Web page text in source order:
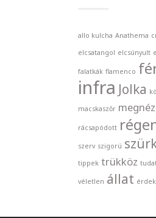
allo kulcha Anathema
elcsatangol elcsúnyult
falatkák flamenco
infra Jolka
macskaszőr megnéz
rácsapódott
szerv szigorú
tippek trükköz
véletlen állat